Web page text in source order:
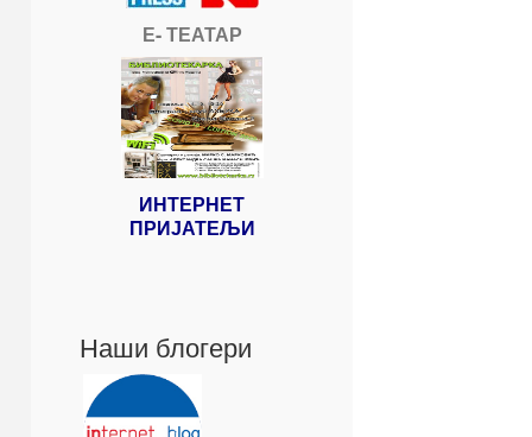
Е- ТЕАТАР
ИНТЕРНЕТ
ПРИЈАТЕЉИ
Наши блогери